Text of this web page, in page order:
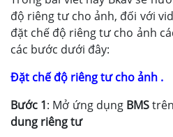
độ riêng tư cho ảnh, đối với
đặt chế độ riêng tư cho ảnh
các bước dưới đây:
Đặt chế độ riêng tư cho ảnh .
Bước 1: Mở ứng dụng BMS
dung riêng tư